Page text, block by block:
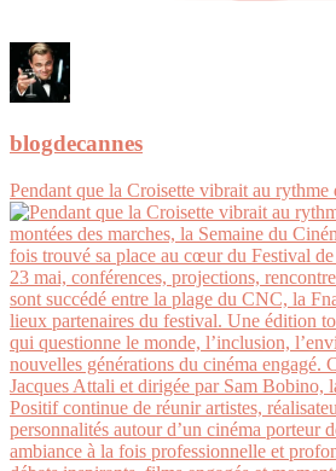
blogdecannes
Pendant que la Croisette vibrait au rythme